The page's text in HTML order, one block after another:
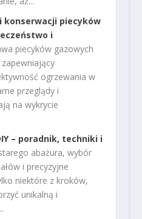
konserwacji piecyków
i
piecyków gazowych
ogrzewania w
przeglądy i
na wykrycie
– poradnik, techniki i
abażura, wybór
i precyzyjne
niektóre z kroków,
unikalną i